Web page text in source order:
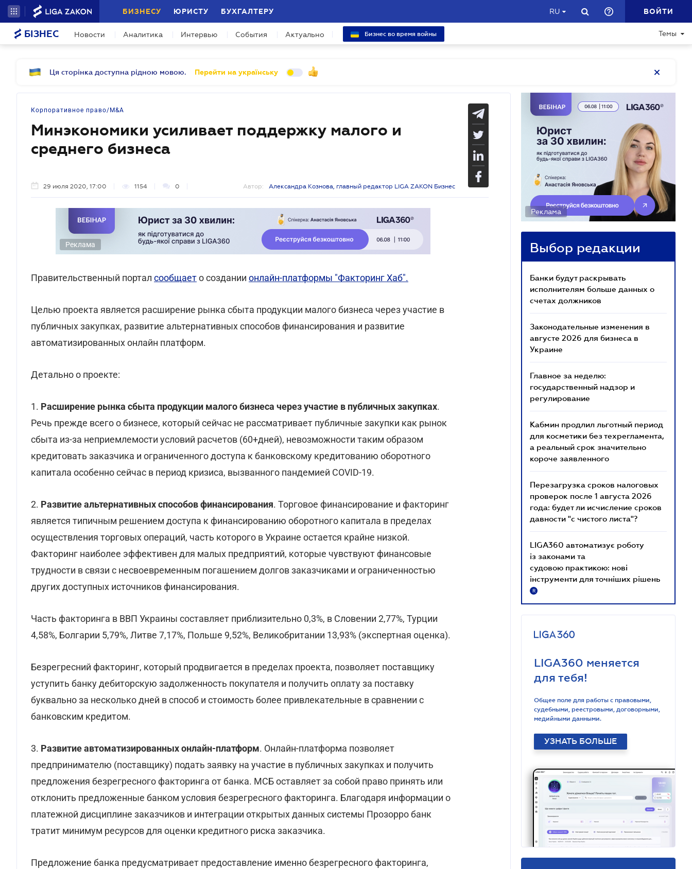
БИЗНЕСУ ЮРИСТУ БУХГАЛТЕРУ RU ВОЙТИ
БІЗНЕС Новости Аналитика Интервью События Актуально Бизнес во время войны Темы
Ця сторінка доступна рідною мовою. Перейти на українську
Корпоративное право/M&A
Минэкономики усиливает поддержку малого и
среднего бизнеса
29 июля 2020, 17:00 1154 0 Автор: Александра Кознова, главный редактор LIGA ZAKON Бизнес
Реклама
Правительственный портал сообщаето создании онлайн-платформы "Факторинг Хаб".
Целью проекта является расширение рынка сбыта продукции малого бизнеса через участие в
публичных закупках, развитие альтернативных способов финансирования и развитие
автоматизированных онлайн платформ.
Детально о проекте:
1. Расширение рынка сбыта продукции малого бизнеса через участие в публичных закупках.
Речь прежде всего о бизнесе, который сейчас не рассматривает публичные закупки как рынок
сбыта из-за неприемлемости условий расчетов (60+дней), невозможности таким образом
кредитовать заказчика и ограниченного доступа к банковскому кредитованию оборотного
капитала особенно сейчас в период кризиса, вызванного пандемией COVID-19.
2. Развитие альтернативных способов финансирования. Торговое финансирование и факторинг
является типичным решением доступа к финансированию оборотного капитала в пределах
осуществления торговых операций, часть которого в Украине остается крайне низкой.
Факторинг наиболее эффективен для малых предприятий, которые чувствуют финансовые
трудности в связи с несвоевременным погашением долгов заказчиками и ограниченностью
других доступных источников финансирования.
Часть факторинга в ВВП Украины составляет приблизительно 0,3%, в Словении 2,77%, Турции
4,58%, Болгарии 5,79%, Литве 7,17%, Польше 9,52%, Великобритании 13,93% (экспертная оценка).
Безрегресний факторинг, который продвигается в пределах проекта, позволяет поставщику
уступить банку дебиторскую задолженность покупателя и получить оплату за поставку
буквально за несколько дней в способ и стоимость более привлекательные в сравнении с
банковским кредитом.
3. Развитие автоматизированных онлайн-платформ. Онлайн-платформа позволяет
предпринимателю (поставщику) подать заявку на участие в публичных закупках и получить
предложения безрегресного факторинга от банка. МСБ оставляет за собой право принять или
отклонить предложенные банком условия безрегресного факторинга. Благодаря информации о
платежной дисциплине заказчиков и интеграции открытых данных системы Прозорро банк
тратит минимум ресурсов для оценки кредитного риска заказчика.
Предложение банка предусматривает предоставление именно безрегресного факторинга,
Реклама
Выбор редакции
Банки будут раскрывать
исполнителям больше данных о
счетах должников
Законодательные изменения в
августе 2026 для бизнеса в
Украине
Главное за неделю:
государственный надзор и
регулирование
Кабмин продлил льготный период
для косметики без техрегламента,
а реальный срок значительно
короче заявленного
Перезагрузка сроков налоговых
проверок после 1 августа 2026
года: будет ли исчисление сроков
давности "с чистого листа"?
LIGA360 автоматизує роботу
із законами та
судовою практикою: нові
інструменти для точніших рішень
R
LIGA360 меняется
для тебя!
Общее поле для работы с правовыми,
судебными, реестровыми, договорными,
медийными данными.
УЗНАТЬ БОЛЬШЕ